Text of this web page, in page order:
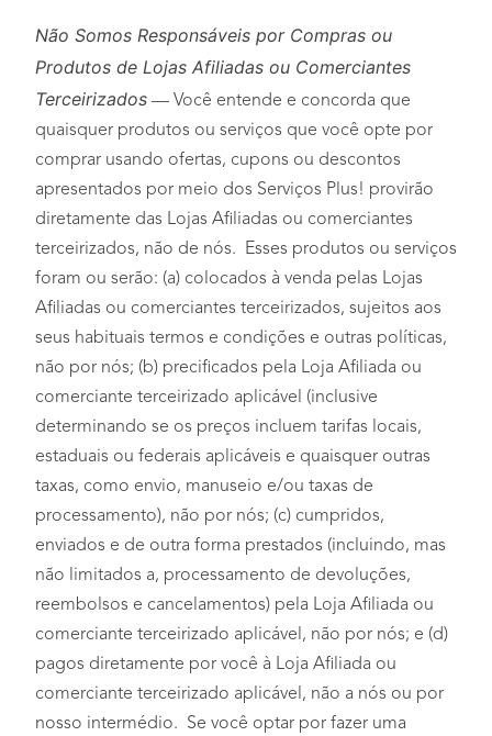
Não Somos Responsáveis por Compras ou
Produtos de Lojas Afiliadas ou Comerciantes
Terceirizados — Você entende e concorda que
quaisquer produtos ou serviços que você opte por
comprar usando ofertas, cupons ou descontos
apresentados por meio dos Serviços Plus! provirão
diretamente das Lojas Afiliadas ou comerciantes
terceirizados, não de nós. Esses produtos ou serviços
foram ou serão: (a) colocados à venda pelas Lojas
Afiliadas ou comerciantes terceirizados, sujeitos aos
seus habituais termos e condições e outras políticas,
não por nós; (b) precificados pela Loja Afiliada ou
comerciante terceirizado aplicável (inclusive
determinando se os preços incluem tarifas locais,
estaduais ou federais aplicáveis e quaisquer outras
taxas, como envio, manuseio e/ou taxas de
processamento), não por nós; (c) cumpridos,
enviados e de outra forma prestados (incluindo, mas
não limitados a, processamento de devoluções,
reembolsos e cancelamentos) pela Loja Afiliada ou
comerciante terceirizado aplicável, não por nós; e (d)
pagos diretamente por você à Loja Afiliada ou
comerciante terceirizado aplicável, não a nós ou por
nosso intermédio. Se você optar por fazer uma